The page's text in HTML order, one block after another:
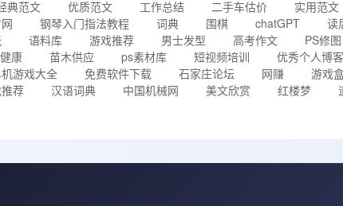
典范文 优质范文 工作总结 二手车估价 实用范文
钢琴入门指法教程 词典 围棋 chatGPT 读
语料库 游戏推荐 男士发型 高考作文 PS修图
康 苗木供应 ps素材库 短视频培训 优秀个人博客
游戏大全 免费软件下载 石家庄论坛 网赚 游戏
荐 汉语词典 中国机械网 美文欣赏 红楼梦